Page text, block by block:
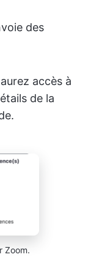
des
accès à
de la
Zoom.